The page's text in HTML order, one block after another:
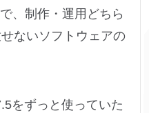
、制作・運用どちら
ないソフトウェアの
をずっと使っていた